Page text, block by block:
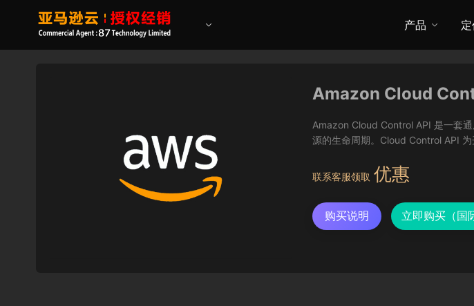
产品
Amazon Cloud
Amazon Cloud Control API 是一套
源的生命周期。Cloud Control API
联系客服领取 优惠
购买说明 立即购买（国